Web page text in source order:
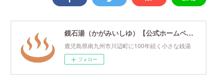
鏡石湯（かがみいしゆ）【公式ホームページ】
鹿児島県南九州市川辺町に100年続く小さな銭湯
フォロー